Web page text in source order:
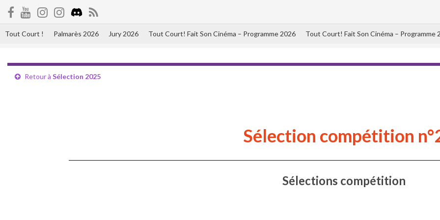
Tout Court ! Palmarès 2026 Jury 2026 Tout Court! Fait Son Cinéma – Programme 2026 Tout Court! Fait Son Cinéma – Programme
Retour à Sélection 2025
Sélection compétition
Sélections compétition